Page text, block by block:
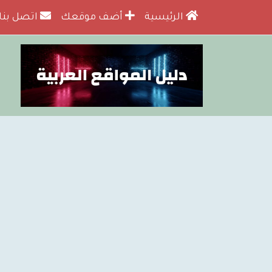
الرئيسية أضف موقعك اتصل بنا